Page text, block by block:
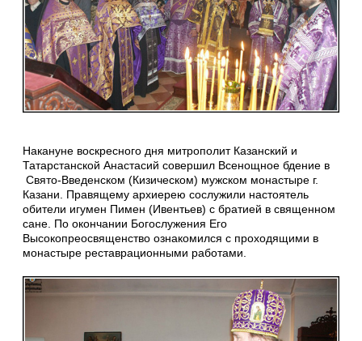
Накануне воскресного дня митрополит Казанский и
Татарстанской Анастасий совершил Всенощное бдение в
Свято-Введенском (Кизическом) мужском монастыре г.
Казани. Правящему архиерею сослужили настоятель
обители игумен Пимен (Ивентьев) с братией в священном
сане. По окончании Богослужения Его
Высокопреосвященство ознакомился с проходящими в
монастыре реставрационными работами.